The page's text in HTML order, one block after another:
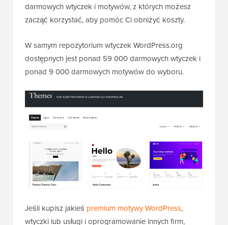
darmowych wtyczek i motywów, z których możesz
zacząć korzystać, aby pomóc Ci obniżyć koszty.
W samym repozytorium wtyczek WordPress.org
dostępnych jest ponad 59 000 darmowych wtyczek i
ponad 9 000 darmowych motywów do wyboru.
Jeśli kupisz jakieś premium motywy WordPress,
wtyczki lub usługi i oprogramowanie innych firm,